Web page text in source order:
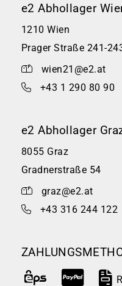
e2 Abhollager
1210 Wien
Prager Straße 241-
wien21@e2.at
+43 1 290 80 90
e2 Abhollager
8055 Graz
Gradnerstraße 54
graz@e2.at
+43 316 244 122